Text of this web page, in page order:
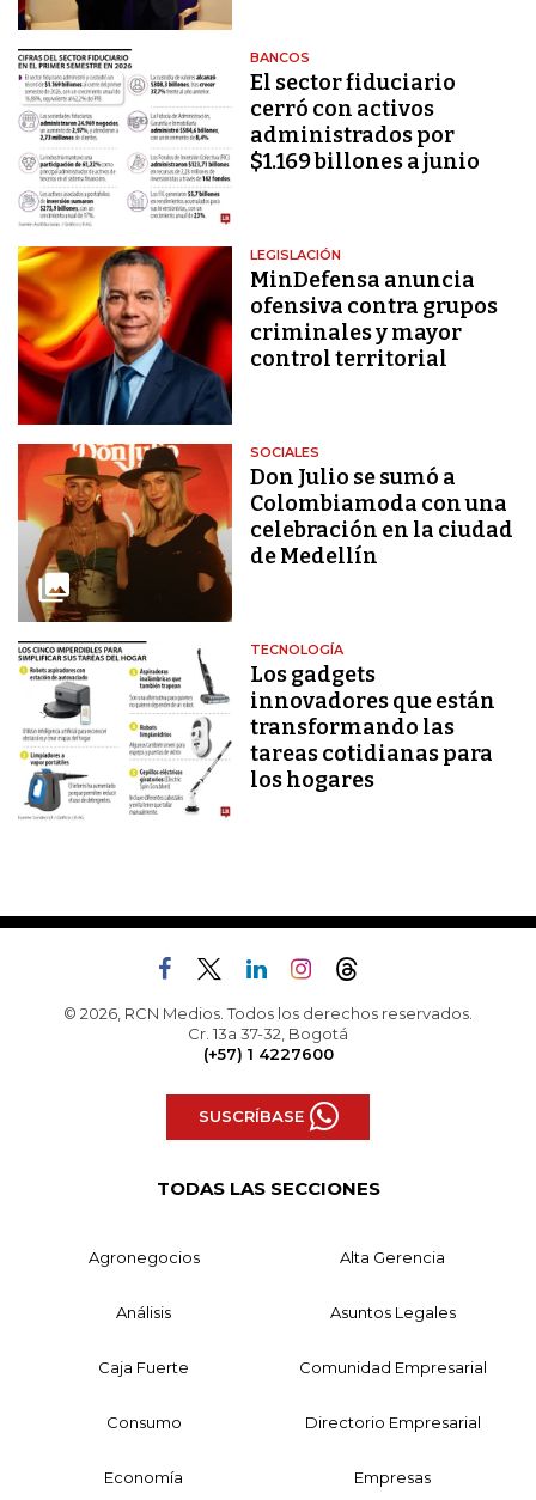
BANCOS
El sector fiduciario
cerró con activos
administrados por
$1.169 billones a junio
LEGISLACIÓN
MinDefensa anuncia
ofensiva contra grupos
criminales y mayor
control territorial
SOCIALES
Don Julio se sumó a
Colombiamoda con una
celebración en la ciudad
de Medellín
TECNOLOGÍA
Los gadgets
innovadores que están
transformando las
tareas cotidianas para
los hogares
© 2026, RCN Medios. Todos los derechos reservados.
Cr. 13a 37-32, Bogotá
(+57) 1 4227600
SUSCRÍBASE
TODAS LAS SECCIONES
Agronegocios Alta Gerencia
Análisis Asuntos Legales
Caja Fuerte Comunidad Empresarial
Consumo Directorio Empresarial
Economía Empresas